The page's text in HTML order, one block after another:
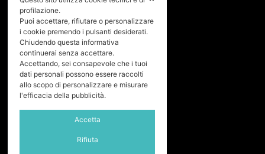
profilazione.
Puoi accettare, rifiutare o personalizzare
i cookie premendo i pulsanti desiderati.
Chiudendo questa informativa
continuerai senza accettare.
Accettando, sei consapevole che i tuoi
dati personali possono essere raccolti
allo scopo di personalizzare e misurare
l'efficacia della pubblicità.
Accetta
Rifiuta